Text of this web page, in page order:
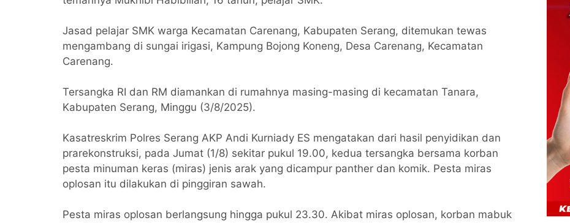
Jasad pelajar SMK warga Kecamatan Carenang, Kabupaten Serang, ditemukan tewas
mengambang di sungai irigasi, Kampung Bojong Koneng, Desa Carenang, Kecamatan
Carenang.
Tersangka RI dan RM diamankan di rumahnya masing-masing di kecamatan Tanara,
Kabupaten Serang, Minggu (3/8/2025).
Kasatreskrim Polres Serang AKP Andi Kurniady ES mengatakan dari hasil penyidikan dan
prarekonstruksi, pada Jumat (1/8) sekitar pukul 19.00, kedua tersangka bersama korban
pesta minuman keras (miras) jenis arak yang dicampur panther dan komik. Pesta miras
oplosan itu dilakukan di pinggiran sawah.
Pesta miras oplosan berlangsung hingga pukul 23.30. Akibat miras oplosan, korban mabuk